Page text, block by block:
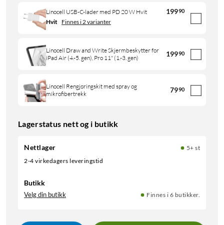
Linocell USB-C-lader med PD 20 W Hvit 19990
Hvit Finnes i 2 varianter
Linocell Draw and Write Skjermbeskytter for
iPad Air (4.-5. gen), Pro 11" (1.-3. gen)
19990
Linocell Rengjøringskit med spray og
mikrofibertrekk
7990
Lagerstatus nett og i butikk
Nettlager
5+ st
2-4 virkedagers leveringstid
Butikk
Velg din butikk Finnes i 6 butikker.